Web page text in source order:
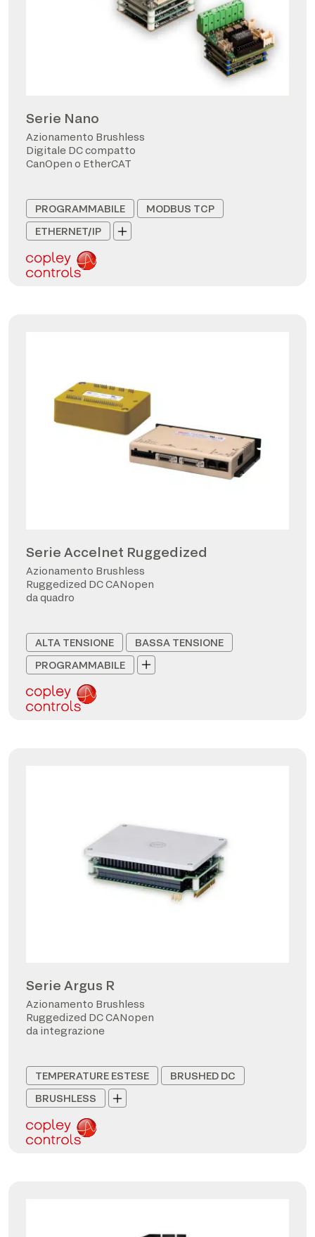
Serie Nano
Azionamento Brushless
Digitale DC compatto
CanOpen o EtherCAT
PROGRAMMABILE
MODBUS TCP
ETHERNET/IP
Serie Accelnet Ruggedized
Azionamento Brushless
Ruggedized DC CANopen
da quadro
ALTA TENSIONE
BASSA TENSIONE
PROGRAMMABILE
Serie Argus R
Azionamento Brushless
Ruggedized DC CANopen
da integrazione
TEMPERATURE ESTESE
BRUSHED DC
BRUSHLESS